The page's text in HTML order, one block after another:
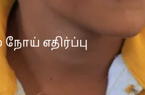
எதிர்ப்பு